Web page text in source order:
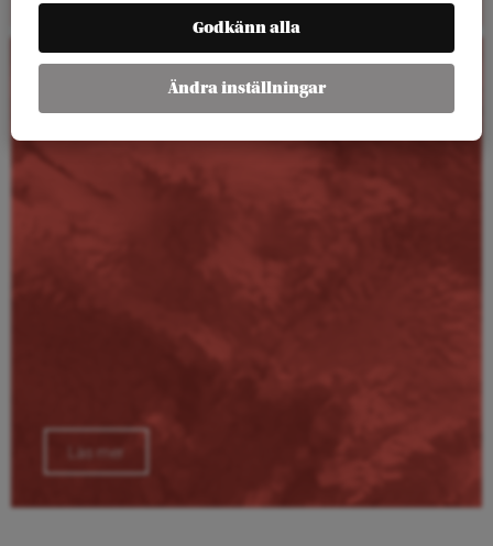
Kalender
Läs mer
Godkänn alla
Ändra inställningar